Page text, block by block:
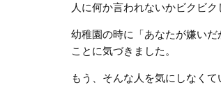
人に何か言われないかビクビク
幼稚園の時に「あなたが嫌い
ことに気づきました。
もう、そんな人を気にしなくて